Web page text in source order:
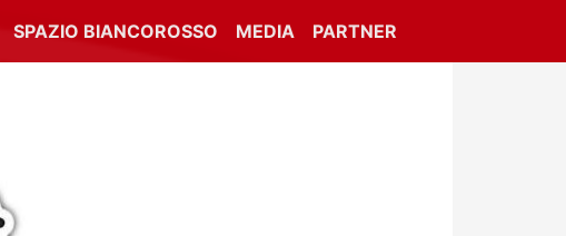
SPAZIO BIANCOROSSO MEDIA PARTNER